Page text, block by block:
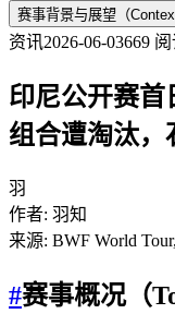
赛事背景与展望（
资讯2026-06-03669
印尼公开赛首
组合遭淘汰，
羽
作者: 羽知
来源: BWF World
#赛事概况（